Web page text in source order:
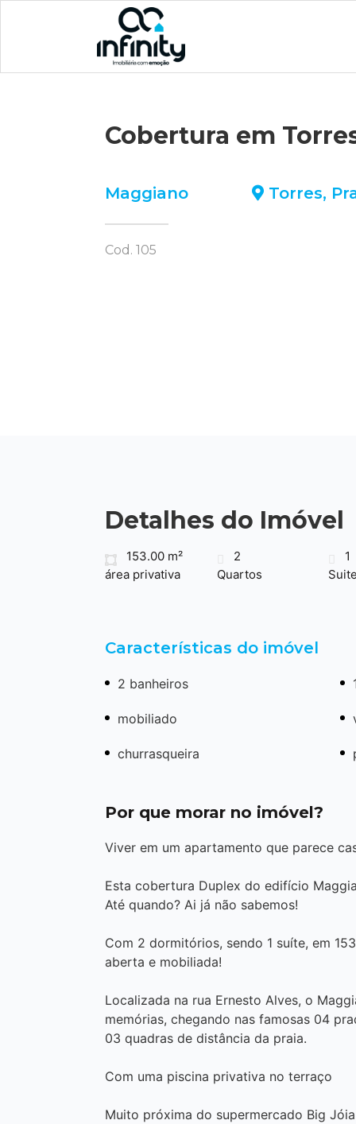
Cobertura em
Maggiano Torres,
Cod. 105
Detalhes do Imóvel
153.00 m²
área privativa
2
Quartos
1
Suite
Características do imóvel
2 banheiros
mobiliado
churrasqueira
Por que morar no imóvel?
Viver em um apartamento que parece
Esta cobertura Duplex do edifício
Até quando? Ai já não sabemos!
Com 2 dormitórios, sendo 1 suíte, em
aberta e mobiliada!
Localizada na rua Ernesto Alves, o
memórias, chegando nas famosas 04
03 quadras de distância da praia.
Com uma piscina privativa no terraço
Muito próxima do supermercado Big